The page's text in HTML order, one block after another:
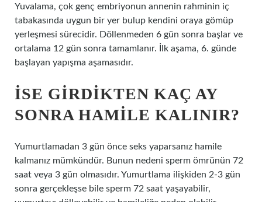
Yuvalama, çok genç embriyonun annenin rahminin iç
tabakasında uygun bir yer bulup kendini oraya gömüp
yerleşmesi sürecidir. Döllenmeden 6 gün sonra başlar ve
ortalama 12 gün sonra tamamlanır. İlk aşama, 6. günde
başlayan yapışma aşamasıdır.
İSE GIRDIKTEN KAÇ AY
SONRA HAMILE KALINIR?
Yumurtlamadan 3 gün önce seks yaparsanız hamile
kalmanız mümkündür. Bunun nedeni sperm ömrünün 72
saat veya 3 gün olmasıdır. Yumurtlama ilişkiden 2-3 gün
sonra gerçekleşse bile sperm 72 saat yaşayabilir,